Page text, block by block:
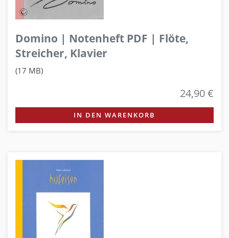
Domino | Notenheft PDF | Flöte,
Streicher, Klavier
(17 MB)
24,90 €
IN DEN WARENKORB